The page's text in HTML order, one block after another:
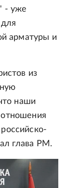
- уже
арматуры и
из
наши
глава РМ.